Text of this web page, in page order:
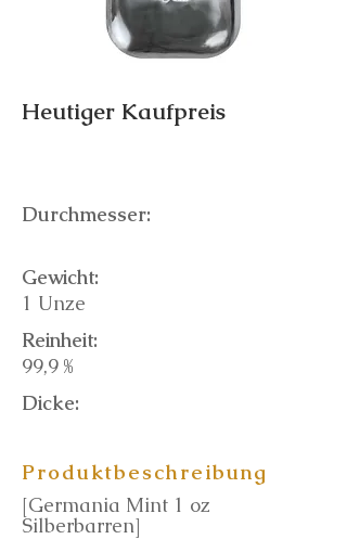
Heutiger Kaufpreis
Durchmesser:
Gewicht:
1 Unze
Reinheit:
99,9 %
Dicke:
Produktbeschreibung
[Germania Mint 1 oz
Silberbarren]